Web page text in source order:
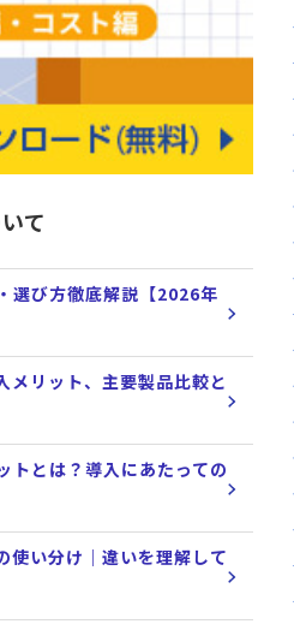
て
選び方徹底解説【2026年
メリット、主要製品比較と
トとは？導入にあたっての
使い分け｜違いを理解して